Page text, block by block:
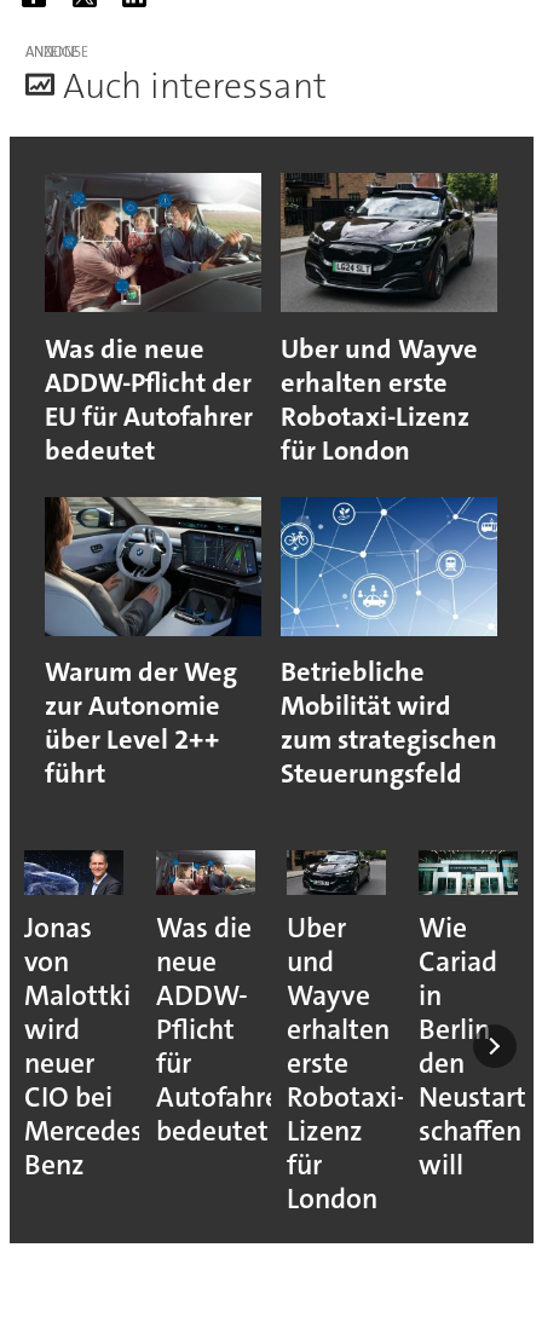
ANZEIGE
Auch interessant
Was die neue
ADDW-Pflicht der
EU für Autofahrer
bedeutet
Uber und Wayve
erhalten erste
Robotaxi-Lizenz
für London
Warum der Weg
zur Autonomie
über Level 2++
führt
Betriebliche
Mobilität wird
zum strategischen
Steuerungsfeld
Jonas
von
Malottki
wird
neuer
CIO bei
Mercedes-
Benz
Was die
neue
ADDW-
Pflicht
für
Autofahrer
bedeutet
Uber
und
Wayve
erhalten
erste
Robotaxi-
Lizenz
für
London
Wie
Cariad
in
Berlin
den
Neustart
schaffen
will